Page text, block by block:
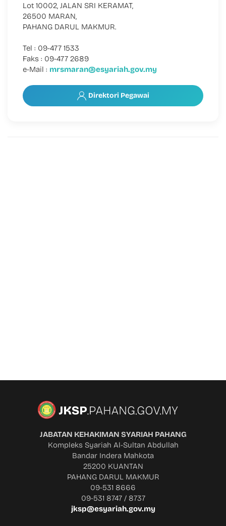
Lot 10002, JALAN SRI KERAMAT,
26500 MARAN,
PAHANG DARUL MAKMUR.
Tel : 09-477 1533
Faks : 09-477 2689
e-Mail : mrsmaran@esyariah.gov.my
Direktori Pegawai
JABATAN KEHAKIMAN SYARIAH PAHANG
Kompleks Syariah Al-Sultan Abdullah
Bandar Indera Mahkota
25200 KUANTAN
PAHANG DARUL MAKMUR
09-531 8666
09-531 8747 / 8737
jksp@esyariah.gov.my